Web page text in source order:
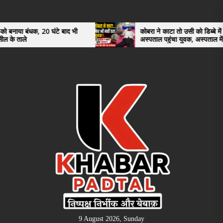
the
content
घंटे बाद भी
कोबरा ने काटा तो उसी को डिब्बे में बंद कर
अस्पताल पहुंचा युवक, अस्पताल में देखकर डॉक्टर
भी रह गए हैरान
9 August 2026, Sunday